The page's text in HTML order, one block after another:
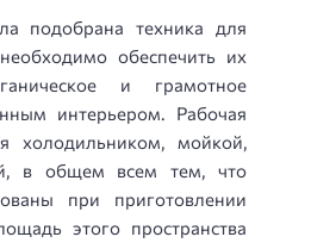
подобрана техника для
обеспечить их
и грамотное
интерьером. Рабочая
холодильником, мойкой,
в общем всем тем, что
при приготовлении
этого пространства